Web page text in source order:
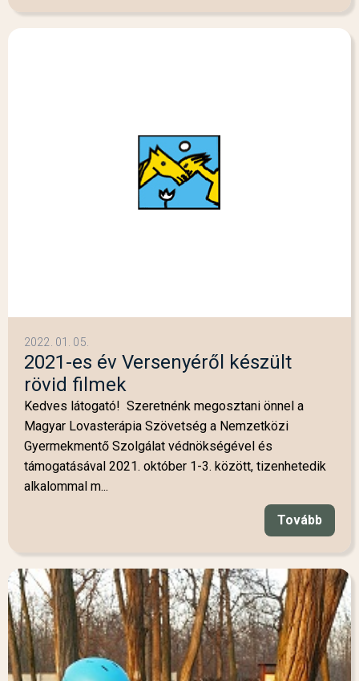
2022. 01. 05.
2021-es év Versenyéről készült
rövid filmek
Kedves látogató! Szeretnénk megosztani önnel a
Magyar Lovasterápia Szövetség a Nemzetközi
Gyermekmentő Szolgálat védnökségével és
támogatásával 2021. október 1-3. között, tizenhetedik
alkalommal m...
Tovább